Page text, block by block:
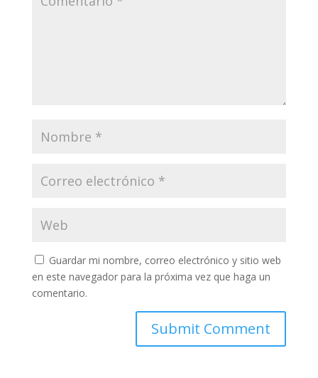
Guardar mi nombre, correo electrónico y sitio web
en este navegador para la próxima vez que haga un
comentario.